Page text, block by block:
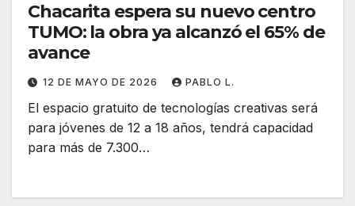
Chacarita espera su nuevo centro
TUMO: la obra ya alcanzó el 65% de
avance
12 DE MAYO DE 2026 PABLO L.
El espacio gratuito de tecnologías creativas será
para jóvenes de 12 a 18 años, tendrá capacidad
para más de 7.300…